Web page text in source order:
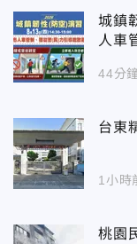
城鎮
人車
44分
台東
1小時
桃園